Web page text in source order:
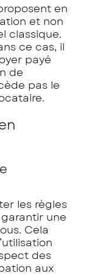
en
et non
classique.
ce cas, il
payé
de
pas le
les règles
une
Cela
des
aux